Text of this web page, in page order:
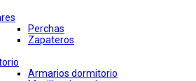
Perchas
Zapateros
Armarios dormitorio